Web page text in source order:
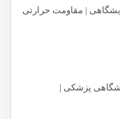
| مقاومت حرارتی
پزشکی |